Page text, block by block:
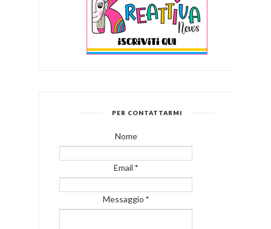
PER CONTATTARMI
Nome
Email *
Messaggio *